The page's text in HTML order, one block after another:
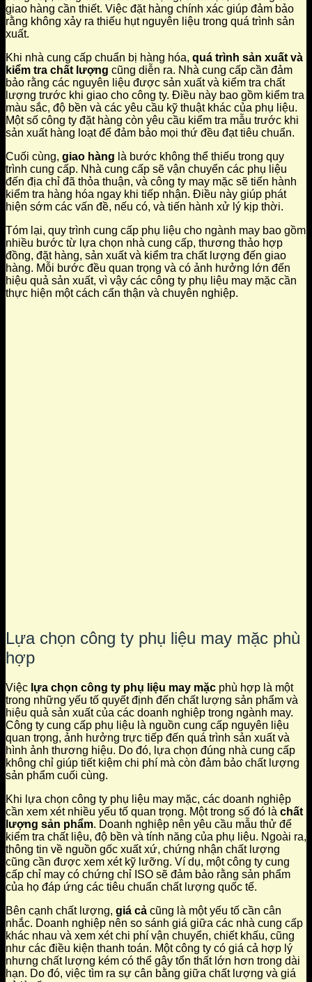
giao hàng cần thiết. Việc đặt hàng chính xác giúp đảm bảo
rằng không xảy ra thiếu hụt nguyên liệu trong quá trình sản
xuất.
Khi nhà cung cấp chuẩn bị hàng hóa, quá trình sản xuất và
kiểm tra chất lượng cũng diễn ra. Nhà cung cấp cần đảm
bảo rằng các nguyên liệu được sản xuất và kiểm tra chất
lượng trước khi giao cho công ty. Điều này bao gồm kiểm tra
màu sắc, độ bền và các yêu cầu kỹ thuật khác của phụ liệu.
Một số công ty đặt hàng còn yêu cầu kiểm tra mẫu trước khi
sản xuất hàng loạt để đảm bảo mọi thứ đều đạt tiêu chuẩn.
Cuối cùng, giao hàng là bước không thể thiếu trong quy
trình cung cấp. Nhà cung cấp sẽ vận chuyển các phụ liệu
đến địa chỉ đã thỏa thuận, và công ty may mặc sẽ tiến hành
kiểm tra hàng hóa ngay khi tiếp nhận. Điều này giúp phát
hiện sớm các vấn đề, nếu có, và tiến hành xử lý kịp thời.
Tóm lại, quy trình cung cấp phụ liệu cho ngành may bao gồm
nhiều bước từ lựa chọn nhà cung cấp, thương thảo hợp
đồng, đặt hàng, sản xuất và kiểm tra chất lượng đến giao
hàng. Mỗi bước đều quan trọng và có ảnh hưởng lớn đến
hiệu quả sản xuất, vì vậy các công ty phụ liệu may mặc cần
thực hiện một cách cẩn thận và chuyên nghiệp.
Lựa chọn công ty phụ liệu may mặc phù
hợp
Việc lựa chọn công ty phụ liệu may mặc phù hợp là một
trong những yếu tố quyết định đến chất lượng sản phẩm và
hiệu quả sản xuất của các doanh nghiệp trong ngành may.
Công ty cung cấp phụ liệu là nguồn cung cấp nguyên liệu
quan trọng, ảnh hưởng trực tiếp đến quá trình sản xuất và
hình ảnh thương hiệu. Do đó, lựa chọn đúng nhà cung cấp
không chỉ giúp tiết kiệm chi phí mà còn đảm bảo chất lượng
sản phẩm cuối cùng.
Khi lựa chọn công ty phụ liệu may mặc, các doanh nghiệp
cần xem xét nhiều yếu tố quan trọng. Một trong số đó là chất
lượng sản phẩm. Doanh nghiệp nên yêu cầu mẫu thử để
kiểm tra chất liệu, độ bền và tính năng của phụ liệu. Ngoài ra,
thông tin về nguồn gốc xuất xứ, chứng nhận chất lượng
cũng cần được xem xét kỹ lưỡng. Ví dụ, một công ty cung
cấp chỉ may có chứng chỉ ISO sẽ đảm bảo rằng sản phẩm
của họ đáp ứng các tiêu chuẩn chất lượng quốc tế.
Bên cạnh chất lượng, giá cả cũng là một yếu tố cần cân
nhắc. Doanh nghiệp nên so sánh giá giữa các nhà cung cấp
khác nhau và xem xét chi phí vận chuyển, chiết khấu, cũng
như các điều kiện thanh toán. Một công ty có giá cả hợp lý
nhưng chất lượng kém có thể gây tổn thất lớn hơn trong dài
hạn. Do đó, việc tìm ra sự cân bằng giữa chất lượng và giá